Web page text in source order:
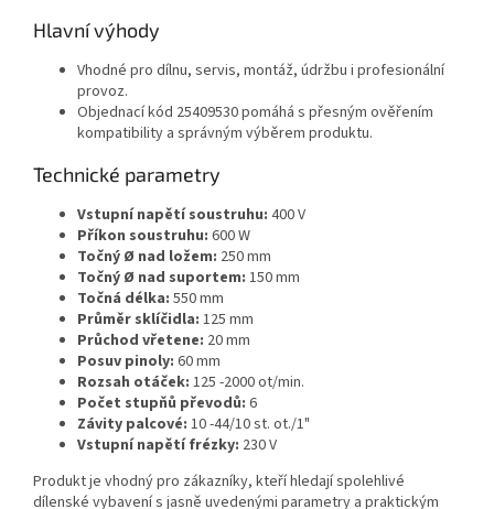
Hlavní výhody
Vhodné pro dílnu, servis, montáž, údržbu i profesionální
provoz.
Objednací kód 25409530 pomáhá s přesným ověřením
kompatibility a správným výběrem produktu.
Technické parametry
Vstupní napětí soustruhu: 400 V
Příkon soustruhu: 600 W
Točný Ø nad ložem: 250 mm
Točný Ø nad suportem: 150 mm
Točná délka: 550 mm
Průměr sklíčidla: 125 mm
Průchod vřetene: 20 mm
Posuv pinoly: 60 mm
Rozsah otáček: 125 -2000 ot/min.
Počet stupňů převodů: 6
Závity palcové: 10 -44/10 st. ot./1"
Vstupní napětí frézky: 230 V
Produkt je vhodný pro zákazníky, kteří hledají spolehlivé
dílenské vybavení s jasně uvedenými parametry a praktickým